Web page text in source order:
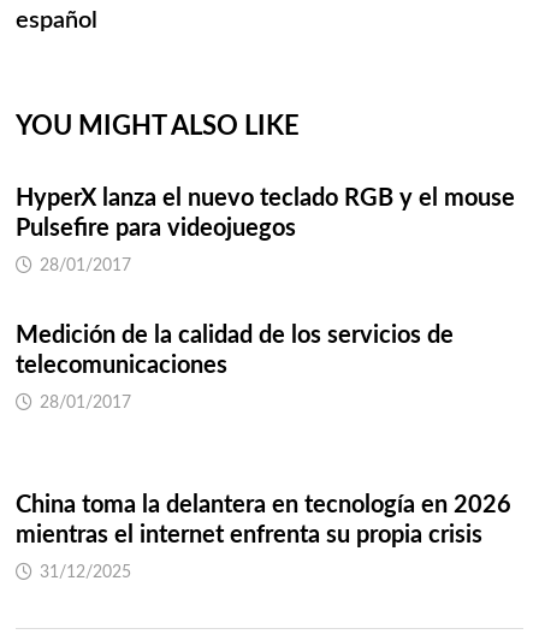
español
YOU MIGHT ALSO LIKE
HyperX lanza el nuevo teclado RGB y el mouse
Pulsefire para videojuegos
28/01/2017
Medición de la calidad de los servicios de
telecomunicaciones
28/01/2017
China toma la delantera en tecnología en 2026
mientras el internet enfrenta su propia crisis
31/12/2025